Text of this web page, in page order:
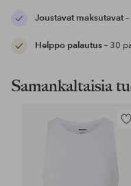
Joustavat maksutavat–
Helppo palautus– 30
Samankaltaisia
Lisää